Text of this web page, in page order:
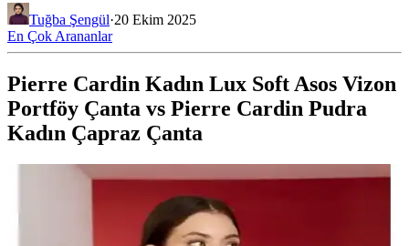
Tuğba Şengül·20 Ekim 2025
En Çok Arananlar
Pierre Cardin Kadın Lux Soft Asos Vizon
Portföy Çanta vs Pierre Cardin Pudra
Kadın Çapraz Çanta